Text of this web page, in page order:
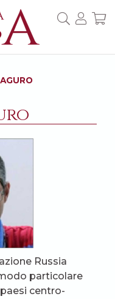
Russia
particolare
centro-